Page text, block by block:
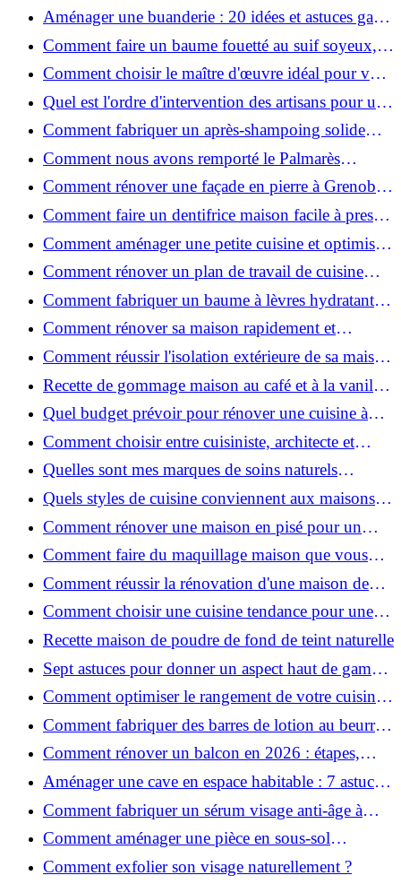
2026 ?
Aménager une buanderie : 20 idées et astuces gain
de place pour un espace fonctionnel et stylé
Comment faire un baume fouetté au suif soyeux,
fait maison ?
Comment choisir le maître d'œuvre idéal pour vos
travaux de rénovation ?
Quel est l'ordre d'intervention des artisans pour une
rénovation ?
Comment fabriquer un après-shampoing solide
naturel pour cheveux ?
Comment nous avons remporté le Palmarès
(Ré)HABITER 2025 : les coulisses du projet primé
?
Comment rénover une façade en pierre à Grenoble
: techniques, coûts et conseils
Comment faire un dentifrice maison facile à presser
?
Comment aménager une petite cuisine et optimiser
chaque centimètre carré ?
Comment rénover un plan de travail de cuisine
facilement : guide étape par étape
Comment fabriquer un baume à lèvres hydratant et
naturel au suif ?
Comment rénover sa maison rapidement et
efficacement ?
Comment réussir l'isolation extérieure de sa maison
pour une rénovation performante et durable ?
Recette de gommage maison au café et à la vanille
pour une peau douce
Quel budget prévoir pour rénover une cuisine à
Voiron en 2026 : coûts et aides locales ?
Comment choisir entre cuisiniste, architecte et
contractant général à Voiron ?
Quelles sont mes marques de soins naturels
préférées ?
Quels styles de cuisine conviennent aux maisons et
appartements du Voironnais ?
Comment rénover une maison en pisé pour un
habitat sain et performant ?
Comment faire du maquillage maison que vous
utiliserez vraiment ?
Comment réussir la rénovation d'une maison de
ville en 2026 ?
Comment choisir une cuisine tendance pour une
rénovation en 2026 ?
Recette maison de poudre de fond de teint naturelle
Sept astuces pour donner un aspect haut de gamme
à votre cuisine
Comment optimiser le rangement de votre cuisine
et gagner de la place ?
Comment fabriquer des barres de lotion au beurre
de karité ?
Comment rénover un balcon en 2026 : étapes,
budget et matériaux ?
Aménager une cave en espace habitable : 7 astuces
essentielles
Comment fabriquer un sérum visage anti-âge à
l'huile de rose musquée ?
Comment aménager une pièce en sous-sol
efficacement ?
Comment exfolier son visage naturellement ?